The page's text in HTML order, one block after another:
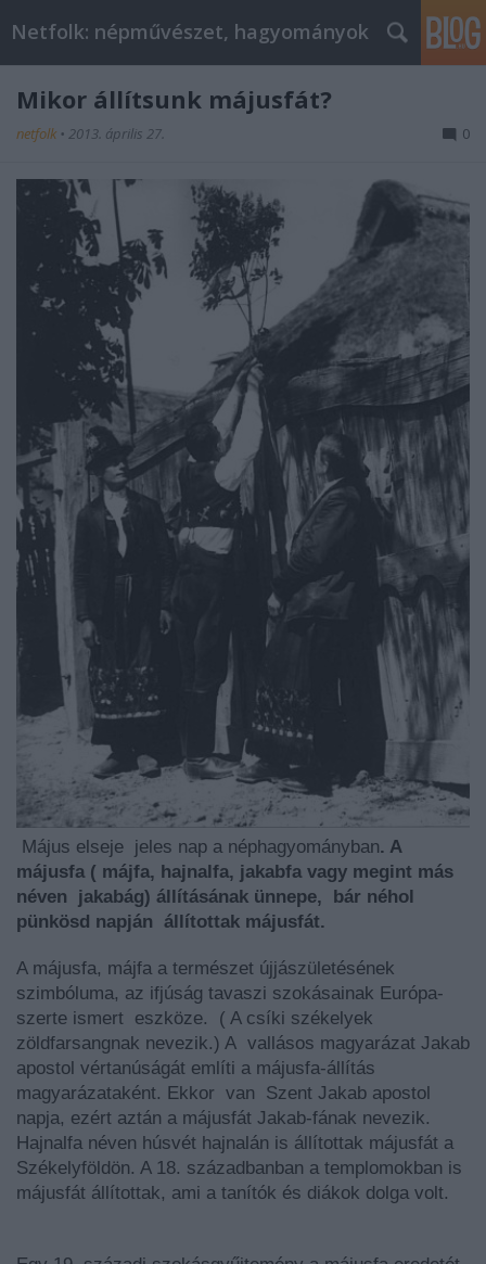
Netfolk: népművészet, hagyományok
Mikor állítsunk májusfát?
netfolk • 2013. április 27. 0
Május elseje jeles nap a néphagyományban. A
májusfa ( májfa, hajnalfa, jakabfa vagy megint más
néven jakabág) állításának ünnepe, bár néhol
pünkösd napján állítottak májusfát.
A májusfa, májfa a természet újjászületésének
szimbóluma, az ifjúság tavaszi szokásainak Európa-
szerte ismert eszköze. ( A csíki székelyek
zöldfarsangnak nevezik.) A vallásos magyarázat Jakab
apostol vértanúságát említi a májusfa-állítás
magyarázataként. Ekkor van Szent Jakab apostol
napja, ezért aztán a májusfát Jakab-fának nevezik.
Hajnalfa néven húsvét hajnalán is állítottak májusfát a
Székelyföldön. A 18. századbanban a templomokban is
májusfát állítottak, ami a tanítók és diákok dolga volt.